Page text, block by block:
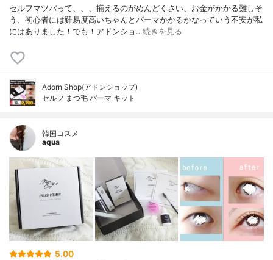
セルフマツパって、、、揃えるのがめんどくさい、お金がかかる難しそ
う、初心者には難易度高いちゃんとパーマかかるかなっていう不安が私
にはありました！でも！アドンショ…続きを見る
Adorn Shop(アドンショップ)
セルフ まつ毛 パーマ キット
韓国コスメ
aqua
5.00